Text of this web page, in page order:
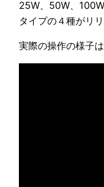
25W、50W、
タイプの４種がリ
実際の操作の様子